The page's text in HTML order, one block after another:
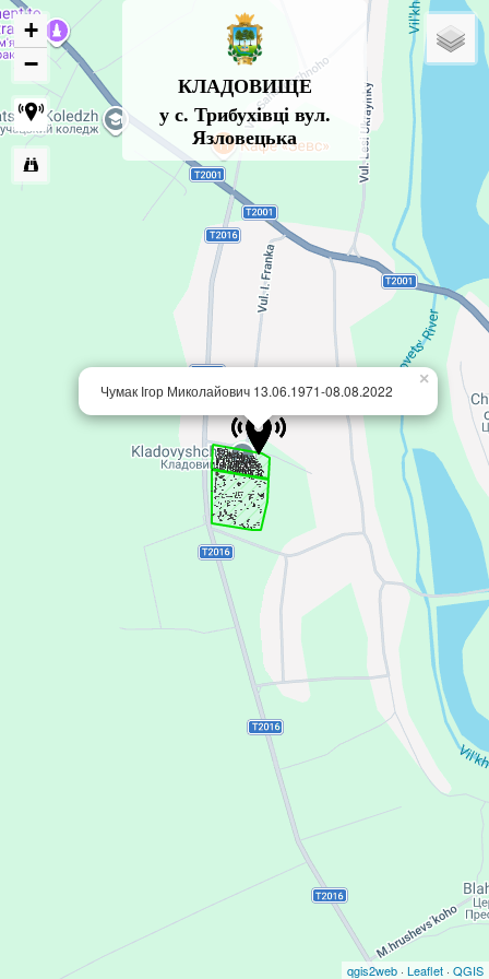
КЛАДОВИЩЕ
у с. Трибухівці вул.
Язловецька
Чумак Ігор Миколайович 13.06.1971-08.08.2022
×
+
−
qgis2web · Leaflet · QGIS